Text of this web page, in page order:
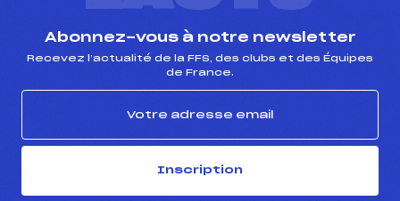
Abonnez-vous à notre newsletter
Recevez l’actualité de la FFS, des clubs et des Équipes
de France.
Inscription